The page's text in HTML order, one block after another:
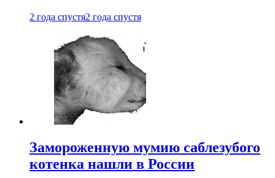
2 года спустя2 года спустя
Замороженную мумию саблезубого
котенка нашли в России